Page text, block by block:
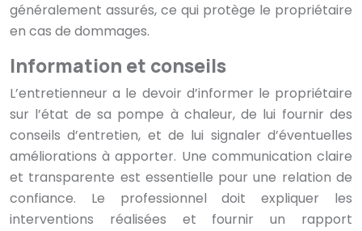
généralement assurés, ce qui protège le propriétaire
en cas de dommages.
Information et conseils
L’entretienneur a le devoir d’informer le propriétaire
sur l’état de sa pompe à chaleur, de lui fournir des
conseils d’entretien, et de lui signaler d’éventuelles
améliorations à apporter. Une communication claire
et transparente est essentielle pour une relation de
confiance. Le professionnel doit expliquer les
interventions réalisées et fournir un rapport